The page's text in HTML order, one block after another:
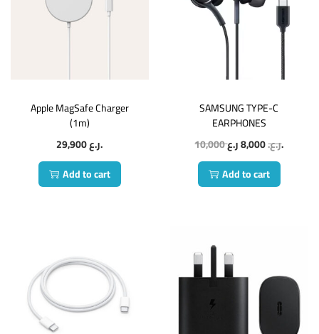
Apple MagSafe Charger
(1m)
29,900
ر.ع.
Add to cart
SAMSUNG TYPE-C
EARPHONES
10,000
ر.ع.8,000
ر.ع.
Add to cart